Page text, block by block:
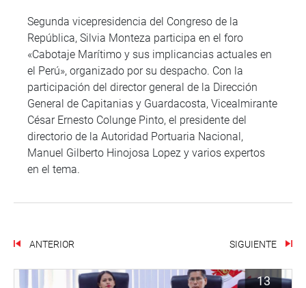
Segunda vicepresidencia del Congreso de la
República, Silvia Monteza participa en el foro
«Cabotaje Marítimo y sus implicancias actuales en
el Perú», organizado por su despacho. Con la
participación del director general de la Dirección
General de Capitanias y Guardacosta, Vicealmirante
César Ernesto Colunge Pinto, el presidente del
directorio de la Autoridad Portuaria Nacional,
Manuel Gilberto Hinojosa Lopez y varios expertos
en el tema.
ANTERIOR SIGUIENTE
13